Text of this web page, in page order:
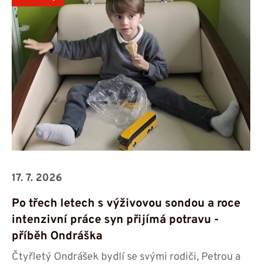
17. 7. 2026
Po třech letech s výživovou sondou a roce
intenzivní práce syn přijímá potravu -⁠⁠⁠⁠⁠⁠
příběh Ondráška
Čtyřletý Ondrášek bydlí se svými rodiči, Petrou a